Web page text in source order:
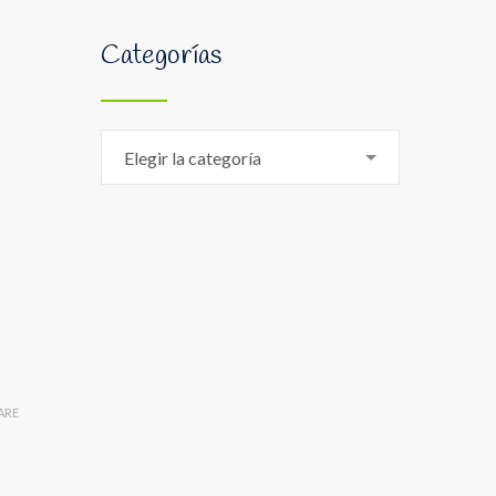
Categorías
Elegir la categoría